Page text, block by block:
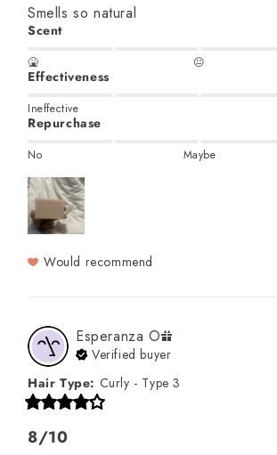
Smells so natural
Scent
🤮 😐
Effectiveness
Ineffective
Repurchase
No Maybe
Would recommend
Esperanza O
Verified buyer
Hair Type: Curly - Type 3
8/10